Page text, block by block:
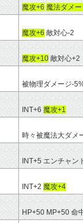
魔攻+6 魔法ダメ
魔攻+6 敵対心-2
魔攻+10 敵対心+2
被物理ダメージ-
INT+6 魔攻+1
時々被魔法大ダメ
INT+5 エンチャン
INT+2 魔攻+4
HP+50 MP+50 命